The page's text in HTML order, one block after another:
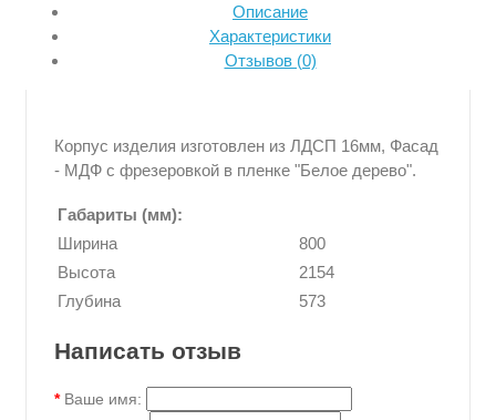
Описание
Характеристики
Отзывов (0)
Корпус изделия изготовлен из ЛДСП 16мм, Фасад
- МДФ с фрезеровкой в пленке "Белое дерево".
Габариты (мм):
Ширина
800
Высота
2154
Глубина
573
Написать отзыв
Ваше имя: